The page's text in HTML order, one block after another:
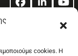
cookies. Η
Facebook
LinkedIn